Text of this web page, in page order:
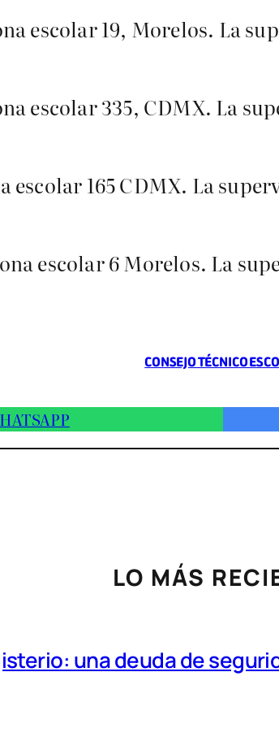
escolar 19, Morelos. La
escolar 335, CDMX. La
escolar 165 CDMX. La
escolar 6 Morelos. La
CONSEJO TÉCNICO
LO MÁS
una deuda de